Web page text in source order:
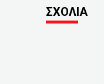
ΣΧΟΛΙΑ